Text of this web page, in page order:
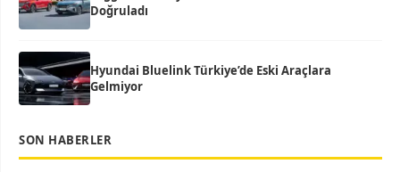
Doğruladı
Hyundai Bluelink Türkiye’de Eski Araçlara
Gelmiyor
SON HABERLER